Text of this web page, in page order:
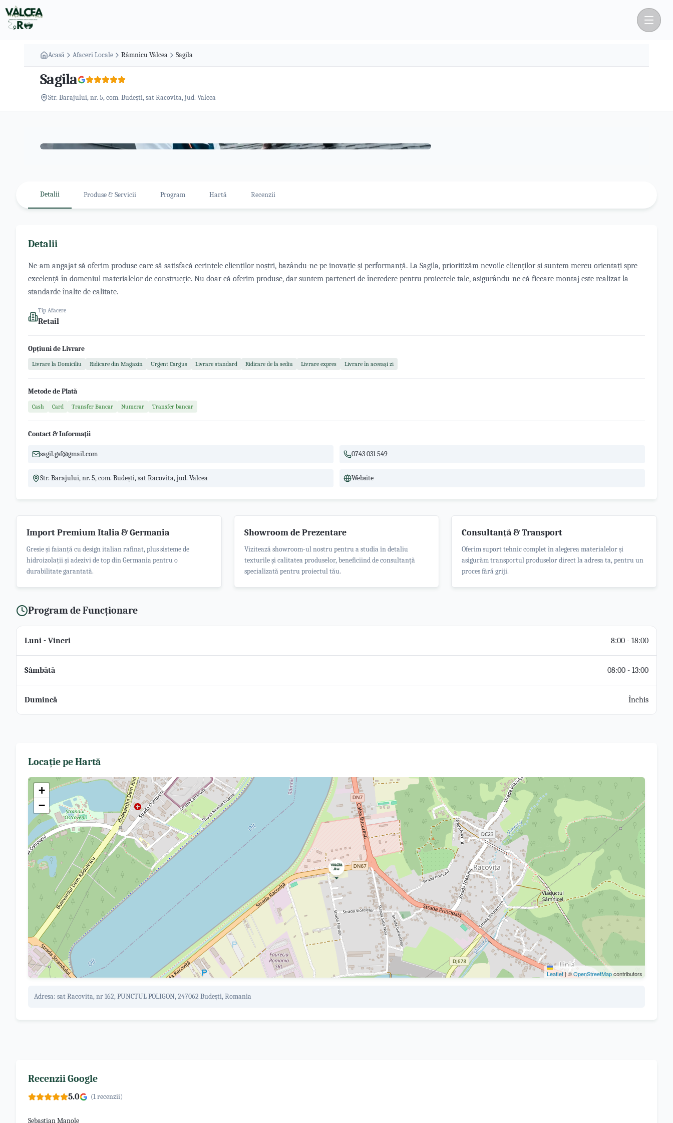
Acasă Afaceri Locale Râmnicu Vâlcea Sagila
Sagila
Str. Barajului, nr. 5, com. Budești, sat Racovita, jud. Valcea
Detalii Produse & Servicii Program Hartă Recenzii
Detalii
Ne-am angajat să oferim produse care să satisfacă cerințele clienților noștri, bazându-ne pe inovație și performanță. La Sagila, prioritizăm nevoile clienților și suntem mereu orientați spre
excelență în domeniul materialelor de construcție. Nu doar că oferim produse, dar suntem parteneri de încredere pentru proiectele tale, asigurându-ne că fiecare montaj este realizat la
standarde înalte de calitate.
Tip Afacere
Retail
Opțiuni de Livrare
Livrare la Domiciliu Ridicare din Magazin Urgent Cargus Livrare standard Ridicare de la sediu Livrare expres Livrare în aceeași zi
Metode de Plată
Cash Card Transfer Bancar Numerar Transfer bancar
Contact & Informații
sagil.gsf@gmail.com 0743 031 549
Str. Barajului, nr. 5, com. Budești, sat Racovita, jud. Valcea Website
Import Premium Italia & Germania
Gresie și faianță cu design italian rafinat, plus sisteme de
hidroizolații și adezivi de top din Germania pentru o
durabilitate garantată.
Showroom de Prezentare
Vizitează showroom-ul nostru pentru a studia în detaliu
texturile și calitatea produselor, beneficiind de consultanță
specializată pentru proiectul tău.
Consultanță & Transport
Oferim suport tehnic complet în alegerea materialelor și
asigurăm transportul produselor direct la adresa ta, pentru un
proces fără griji.
Program de Funcționare
Luni - Vineri 8:00 - 18:00
Sâmbătă 08:00 - 13:00
Dumincă Închis
Locație pe Hartă
+
−
Leaflet|©OpenStreetMapcontributors
Adresa: sat Racovita, nr 162, PUNCTUL POLIGON, 247062 Budești, Romania
Recenzii Google
5.0 (1recenzii)
Sebastian Manole